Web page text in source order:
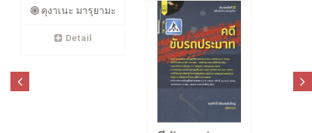
คุงาเนะ มารุยามะ
Detail